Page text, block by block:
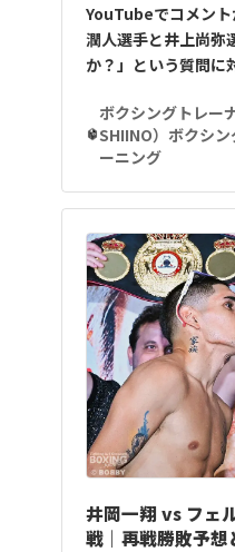
YouTubeでコメン
潤人選手と井上尚弥
か？」という質問
ボクシングトレー
SHIINO）ボクシ
ーニング
井岡一翔 vs フェ
戦｜再戦勝敗予想